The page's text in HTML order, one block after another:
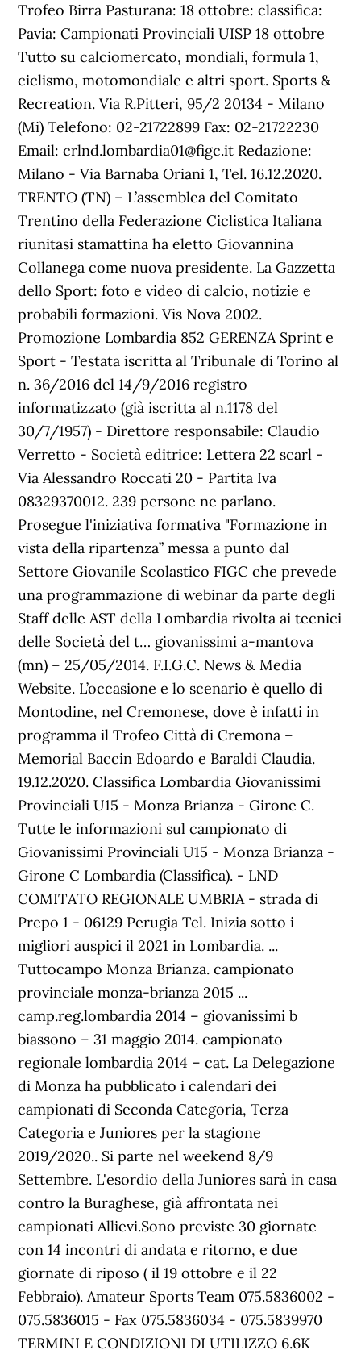
Trofeo Birra Pasturana: 18 ottobre: classifica:
Pavia: Campionati Provinciali UISP 18 ottobre
Tutto su calciomercato, mondiali, formula 1,
ciclismo, motomondiale e altri sport. Sports &
Recreation. Via R.Pitteri, 95/2 20134 - Milano
(Mi) Telefono: 02-21722899 Fax: 02-21722230
Email: crlnd.lombardia01@figc.it Redazione:
Milano - Via Barnaba Oriani 1, Tel. 16.12.2020.
TRENTO (TN) – L’assemblea del Comitato
Trentino della Federazione Ciclistica Italiana
riunitasi stamattina ha eletto Giovannina
Collanega come nuova presidente. La Gazzetta
dello Sport: foto e video di calcio, notizie e
probabili formazioni. Vis Nova 2002.
Promozione Lombardia 852 GERENZA Sprint e
Sport - Testata iscritta al Tribunale di Torino al
n. 36/2016 del 14/9/2016 registro
informatizzato (già iscritta al n.1178 del
30/7/1957) - Direttore responsabile: Claudio
Verretto - Società editrice: Lettera 22 scarl -
Via Alessandro Roccati 20 - Partita Iva
08329370012. 239 persone ne parlano.
Prosegue l'iniziativa formativa "Formazione in
vista della ripartenza” messa a punto dal
Settore Giovanile Scolastico FIGC che prevede
una programmazione di webinar da parte degli
Staff delle AST della Lombardia rivolta ai tecnici
delle Società del t… giovanissimi a-mantova
(mn) – 25/05/2014. F.I.G.C. News & Media
Website. L’occasione e lo scenario è quello di
Montodine, nel Cremonese, dove è infatti in
programma il Trofeo Città di Cremona –
Memorial Baccin Edoardo e Baraldi Claudia.
19.12.2020. Classifica Lombardia Giovanissimi
Provinciali U15 - Monza Brianza - Girone C.
Tutte le informazioni sul campionato di
Giovanissimi Provinciali U15 - Monza Brianza -
Girone C Lombardia (Classifica). - LND
COMITATO REGIONALE UMBRIA - strada di
Prepo 1 - 06129 Perugia Tel. Inizia sotto i
migliori auspici il 2021 in Lombardia. ...
Tuttocampo Monza Brianza. campionato
provinciale monza-brianza 2015 ...
camp.reg.lombardia 2014 – giovanissimi b
biassono – 31 maggio 2014. campionato
regionale lombardia 2014 – cat. La Delegazione
di Monza ha pubblicato i calendari dei
campionati di Seconda Categoria, Terza
Categoria e Juniores per la stagione
2019/2020.. Si parte nel weekend 8/9
Settembre. L'esordio della Juniores sarà in casa
contro la Buraghese, già affrontata nei
campionati Allievi.Sono previste 30 giornate
con 14 incontri di andata e ritorno, e due
giornate di riposo ( il 19 ottobre e il 22
Febbraio). Amateur Sports Team 075.5836002 -
075.5836015 - Fax 075.5836034 - 075.5839970
TERMINI E CONDIZIONI DI UTILIZZO 6.6K